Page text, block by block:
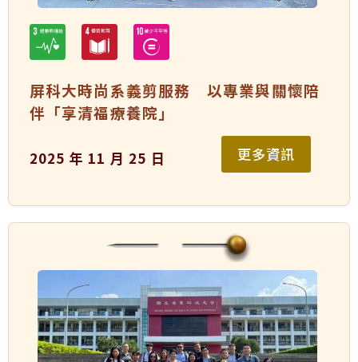
屏科大時尚系義剪服務 以專業與關懷陪
伴「享清福療養院」
2025 年 11 月 25 日 更多資訊